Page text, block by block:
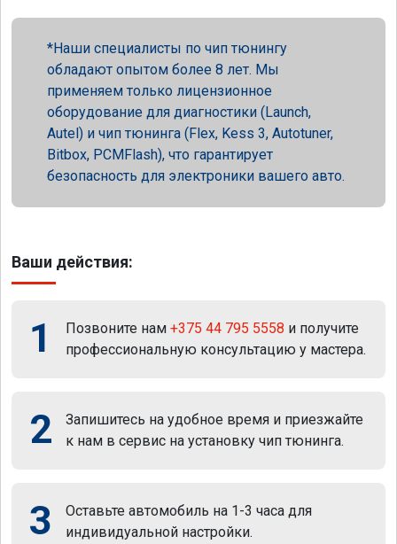
Наши специалисты по чип тюнингу
обладают опытом более 8 лет. Мы
применяем только лицензионное
оборудование для диагностики (Launch,
Autel) и чип тюнинга (Flex, Kess 3, Autotuner,
Bitbox, PCMFlash), что гарантирует
безопасность для электроники вашего авто.
Ваши действия:
1 Позвоните нам +375 44 795 5558 и получите
профессиональную консультацию у мастера.
2
Запишитесь на удобное время и приезжайте
к нам в сервис на установку чип тюнинга.
3
Оставьте автомобиль на 1-3 часа для
индивидуальной настройки.